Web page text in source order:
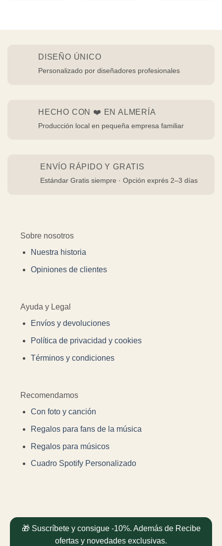
DISEÑO ÚNICO
Personalizado por diseñadores profesionales
HECHO CON ❤️ EN ALMERÍA
Producción local en pequeña empresa familiar
ENVÍO RÁPIDO Y GRATIS
Estándar Gratis siempre · Opción exprés 2–3 días
Sobre nosotros
Nuestra historia
Opiniones de clientes
Ayuda y Legal
Envíos y devoluciones
Política de privacidad y cookies
Términos y condiciones
Recomendamos
Con foto y canción
Regalos para fans de la música
Regalos para músicos
Cuadro Spotify Personalizado
🎁 Suscríbete y consigue -10%. Además de Recibe
ofertas y novedades exclusivas.